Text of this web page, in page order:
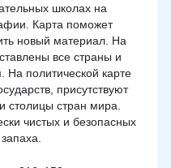
школах на
Карта поможет
новый материал. На
все страны и
политической карте
присутствуют
столицы стран мира.
чистых и безопасных